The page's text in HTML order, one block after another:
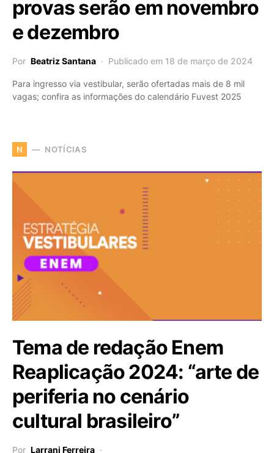
provas serão em novembro
e dezembro
Por Beatriz Santana Publicado em 18 de março de 2024
Para ingresso via vestibular, serão ofertadas mais de 8 mil
vagas; confira as informações do calendário Fuvest 2025
N NOTÍCIAS
Tema de redação Enem
Reaplicação 2024: “arte de
periferia no cenário
cultural brasileiro”
Por Larrani Ferreira